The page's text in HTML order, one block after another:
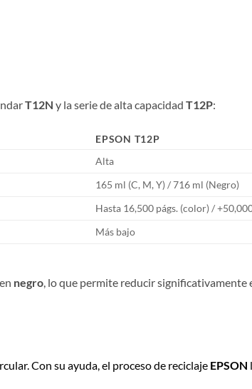
T12N y la serie de alta capacidad T12P:
EPSON T12P
Alta
165 ml (C, M, Y) / 716 ml (Negro)
Hasta 16,500 págs. (color) /
Más bajo
negro , lo que permite reducir
Con su ayuda, el proceso de reciclaje EPSON